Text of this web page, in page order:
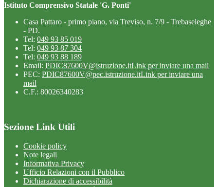
Istituto Comprensivo Statale 'G. Ponti'
Casa Pattaro - primo piano, via Treviso, n. 7/9 - Trebaseleghe
- PD.
Tel: 049 93 85 019
Tel: 049 93 87 304
Tel: 049 93 88 189
Email: PDIC87600V@istruzione.itLink per inviare una mail
PEC: PDIC87600V@pec.istruzione.itLink per inviare una
mail
C.F.: 80026340283
Sezione Link Utili
Cookie policy
Note legali
Informativa Privacy
Ufficio Relazioni con il Pubblico
Dichiarazione di accessibilità